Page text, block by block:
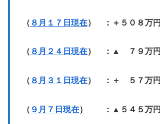
（ ８月１７日現在） ：＋５０８万円
（ ８月２４日現在） ：▲ ７９万円
（ ８月３１日現在） ：＋ ５７万円
（ ９月７日現在） ：▲５４５万円